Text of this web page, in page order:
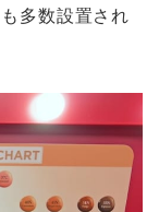
多数設置され